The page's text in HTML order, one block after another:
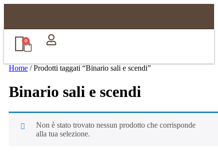
0
Home / Prodotti taggati “Binario sali e scendi”
Binario sali e scendi
Non è stato trovato nessun prodotto che corrisponde
alla tua selezione.